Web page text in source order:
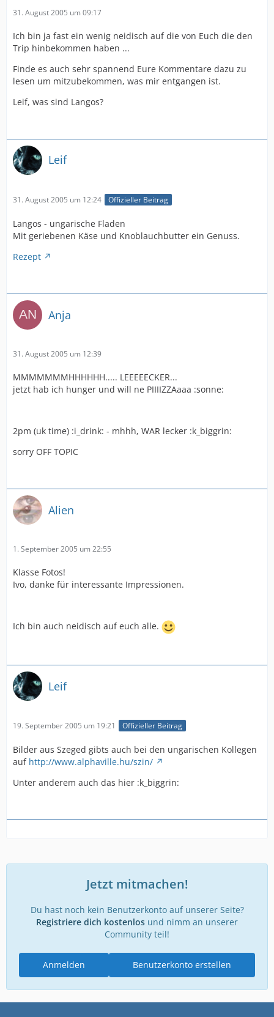
31. August 2005 um 09:17
Ich bin ja fast ein wenig neidisch auf die von Euch die den
Trip hinbekommen haben ...
Finde es auch sehr spannend Eure Kommentare dazu zu
lesen um mitzubekommen, was mir entgangen ist.
Leif, was sind Langos?
Leif
31. August 2005 um 12:24 Offizieller Beitrag
Langos - ungarische Fladen
Mit geriebenen Käse und Knoblauchbutter ein Genuss.
Rezept
Anja
31. August 2005 um 12:39
MMMMMMMHHHHHH..... LEEEEECKER...
jetzt hab ich hunger und will ne PIIIIZZAaaa :sonne:
2pm (uk time) :i_drink: - mhhh, WAR lecker :k_biggrin:
sorry OFF TOPIC
Alien
1. September 2005 um 22:55
Klasse Fotos!
Ivo, danke für interessante Impressionen.
Ich bin auch neidisch auf euch alle.
Leif
19. September 2005 um 19:21 Offizieller Beitrag
Bilder aus Szeged gibts auch bei den ungarischen Kollegen
auf http://www.alphaville.hu/szin/
Unter anderem auch das hier :k_biggrin:
Jetzt mitmachen!
Du hast noch kein Benutzerkonto auf unserer Seite?
Registriere dich kostenlos und nimm an unserer
Community teil!
Benutzerkonto erstellen
Anmelden